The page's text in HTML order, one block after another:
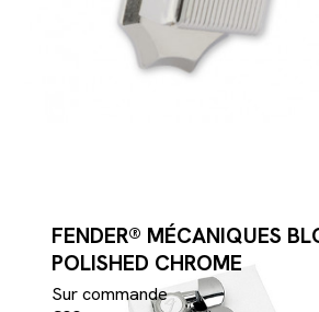
FENDER® MÉCANIQUES
POLISHED CHROME
Sur commande